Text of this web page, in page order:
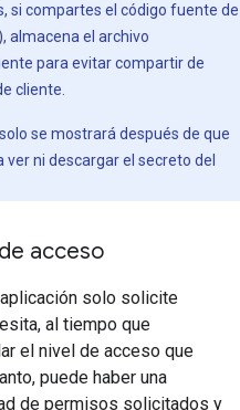
si compartes el código fuente de
almacena el archivo
para evitar compartir de
cliente.
se mostrará después de que
ni descargar el secreto del
acceso
solo solicite
al tiempo que
el nivel de acceso que
puede haber una
de permisos solicitados y